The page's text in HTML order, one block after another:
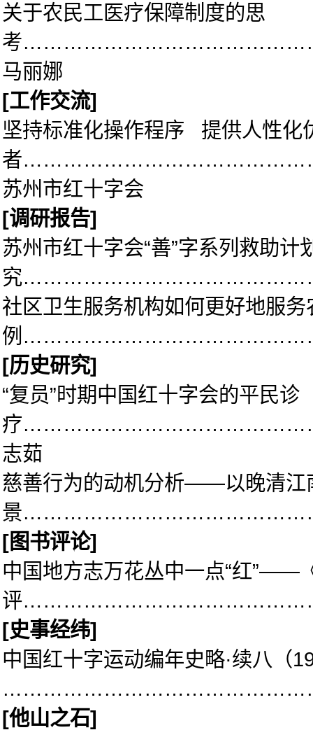
关于农民工医疗保障制度的思
考
马丽娜
[工作交流]
坚持标准化操作程序 提供人性化
者
苏州市红十字会
[调研报告]
苏州市红十字会“善”字系列救助计
究
社区卫生服务机构如何更好地服
例
[历史研究]
“复员”时期中国红十字会的平民诊
疗
志茹
慈善行为的动机分析——以晚清江
景
[图书评论]
中国地方志万花丛中一点“红”——
评
[史事经纬]
中国红十字运动编年史略·续八（
[他山之石]